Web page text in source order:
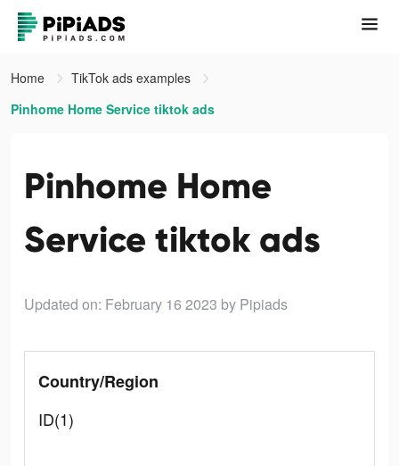
Home
TikTok ads examples
Pinhome Home Service tiktok ads
Pinhome Home
Service tiktok ads
Updated on: February 16 2023 by Pipiads
Country/Region
ID(1)